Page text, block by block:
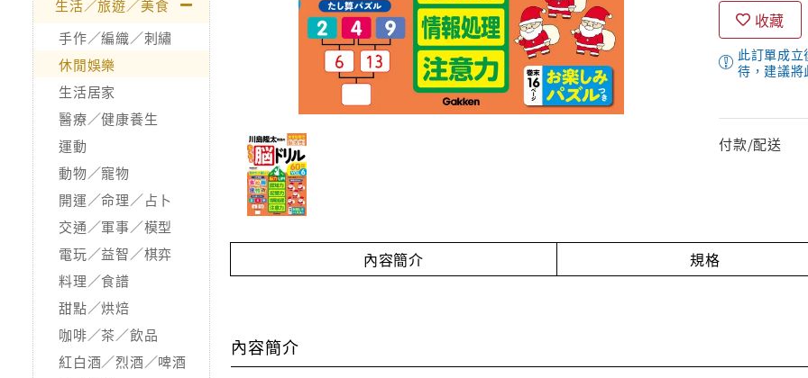
生活／旅遊／美食
手作／編織／刺繡
休閒娛樂
生活居家
醫療／健康養生
運動
動物／寵物
開運／命理／占卜
交通／軍事／模型
電玩／益智／棋弈
料理／食譜
甜點／烘焙
咖啡／茶／飲品
紅白酒／烈酒／啤酒
收藏
此訂單成
待，建議
付款/配送
內容簡介 規格
內容簡介